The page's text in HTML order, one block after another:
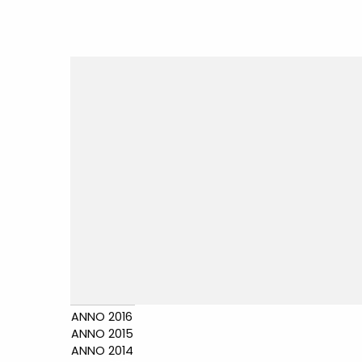
ANNO 2016
ANNO 2015
ANNO 2014